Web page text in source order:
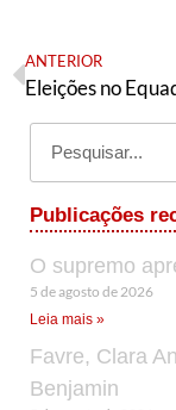
ANTERIOR
Publicações
O supremo
5 de agosto de 2026
Leia mais »
Favre, Clara
Benjamin